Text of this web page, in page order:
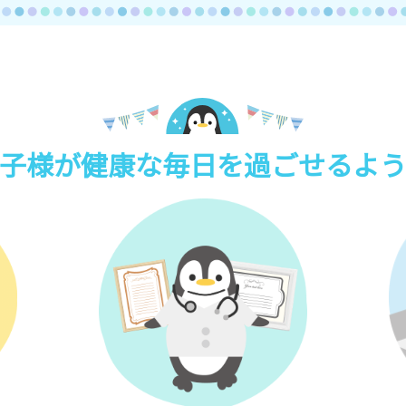
様が健康な毎日を過ごせるよ